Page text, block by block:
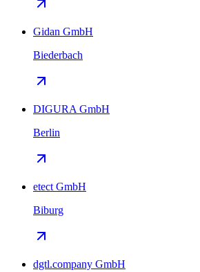
Gidan GmbH
Biederbach
DIGURA GmbH
Berlin
etect GmbH
Biburg
dgtl.company GmbH